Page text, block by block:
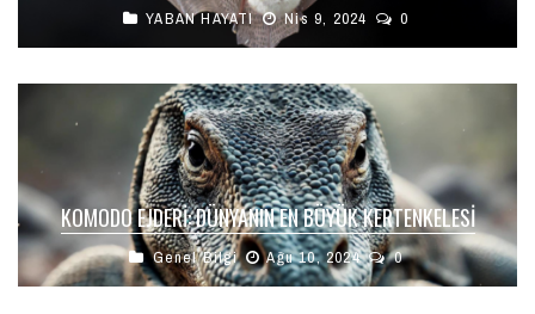
YABAN HAYATI Nis 9, 2024 0
KOMODO EJDERI: DÜNYANIN EN BÜYÜK KERTENKELESI
Genel Bilgi Ağu 10, 2024 0